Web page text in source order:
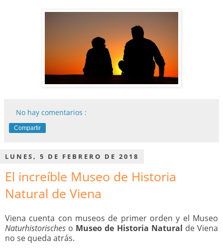
No hay comentarios :
Compartir
LUNES, 5 DE FEBRERO DE 2018
El increíble Museo de Historia
Natural de Viena
Viena cuenta con museos de primer orden y el Museo
Naturhistorisches o Museo de Historia Natural de Viena
no se queda atrás.